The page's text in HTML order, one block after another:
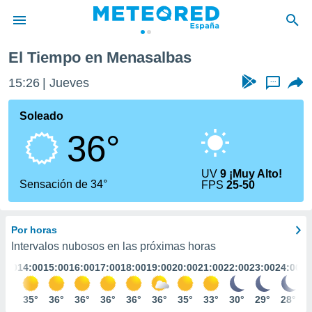
de
por
que se
calidad.
a este
las
y
forma
digital
basada
El Tiempo en Menasalbas
15:26 Jueves ...
Soleado
36°
Sensación de 34°
UV9 ¡Muy Alto!
FPS25-50
Por horas
Intervalos nubosos en las próximas horas
14:00
35°
15:00
36°
16:00
36°
17:00
36°
18:00
36°
19:00
36°
20:00
35°
21:00
33°
22:00
30°
23:00
29°
24:00
28°